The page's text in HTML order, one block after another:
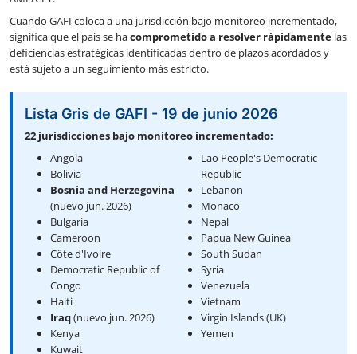
Cuando GAFI coloca a una jurisdicción bajo monitoreo incrementado,
significa que el país se hacomprometido a resolver rápidamente las
deficiencias estratégicas identificadas dentro de plazos acordados y
está sujeto a un seguimiento más estricto.
Lista Gris de GAFI - 19 de junio 2026
22 jurisdicciones bajo monitoreo incrementado:
Angola
Bolivia
Bosnia and Herzegovina
(nuevo jun. 2026)
Bulgaria
Cameroon
Côte d'Ivoire
Democratic Republic of
Congo
Haiti
Iraq(nuevo jun. 2026)
Kenya
Kuwait
Lao People's Democratic
Republic
Lebanon
Monaco
Nepal
Papua New Guinea
South Sudan
Syria
Venezuela
Vietnam
Virgin Islands (UK)
Yemen